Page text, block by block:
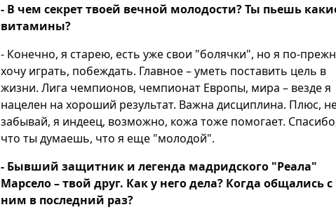
- В чем секрет твоей вечной молодости? Ты пьешь
витамины?
- Конечно, я старею, есть уже свои "болячки", но я по-
хочу играть, побеждать. Главное – уметь поставить цель в
жизни. Лига чемпионов, чемпионат Европы, мира – везде я
нацелен на хороший результат. Важна дисциплина. Плюс,
забывай, я индеец, возможно, кожа тоже помогает.
что ты думаешь, что я еще "молодой".
- Бывший защитник и легенда мадридского "Реала"
Марсело – твой друг. Как у него дела? Когда общались с
ним в последний раз?